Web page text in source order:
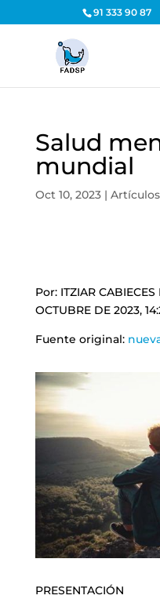
91 333 90 87
Salud
mundial
Oct 10, 2023|
Por: ITZIAR
OCTUBRE DE 2023,
Fuente original:
PRESENTACIÓN